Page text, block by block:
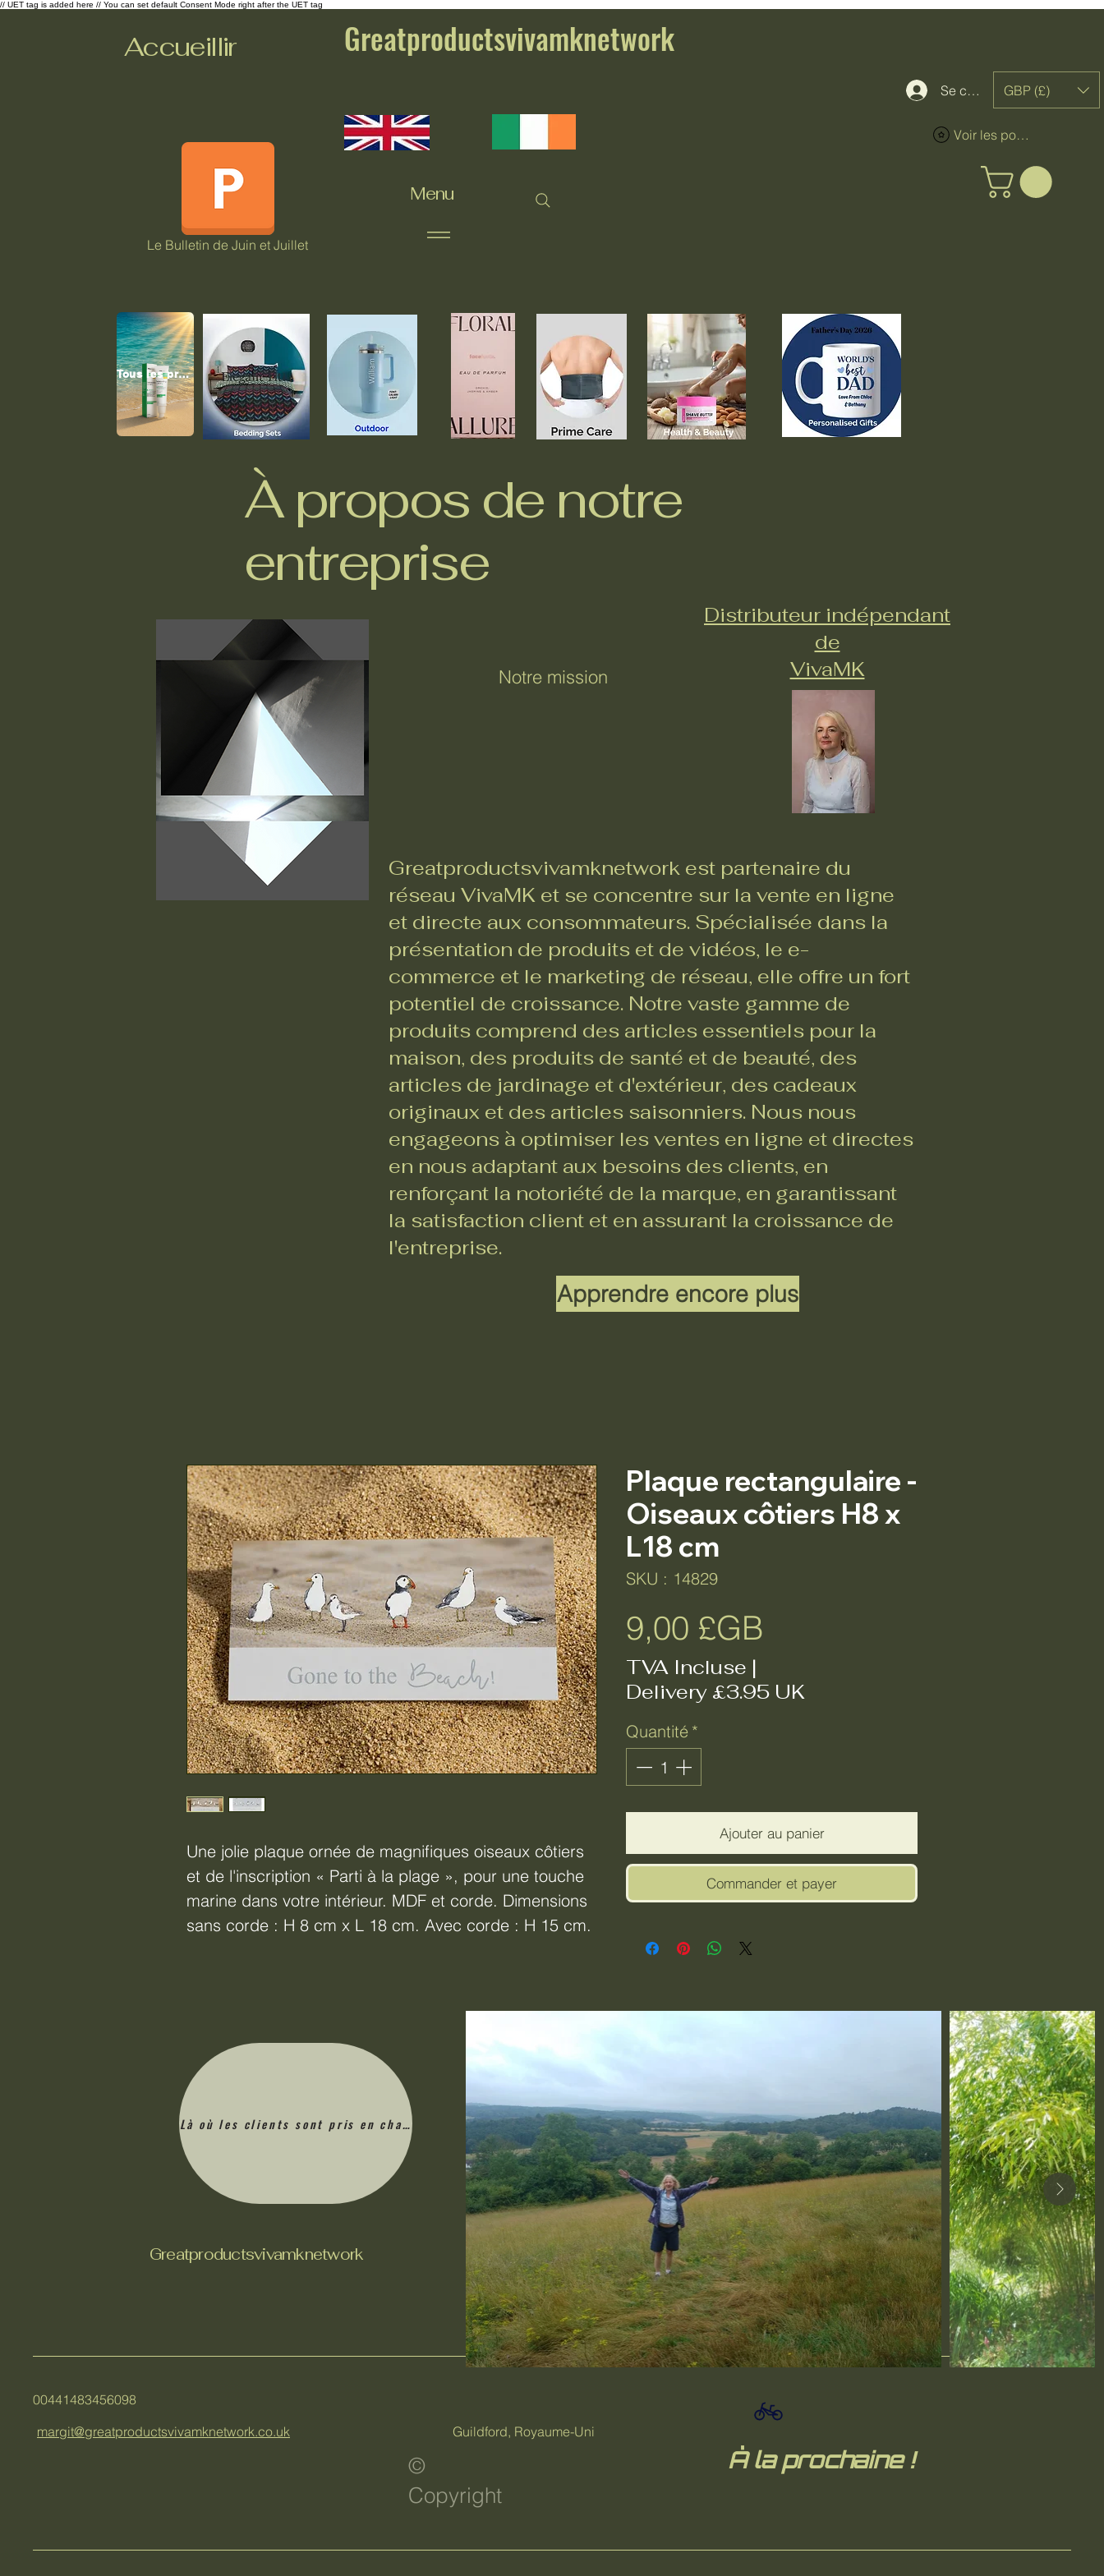
// UET tag is added here // You can set default Consent Mode right after the UET tag
Accueillir
Le Bulletin de Juin et Juillet
Greatproductsvivamknetwork
Menu
Se connecterGBP (£)
Voir les points
Tous les produits
À propos de notre
entreprise
Notre mission
Distributeur indépendant
de
VivaMK
Greatproductsvivamknetwork est partenaire du
réseau VivaMK et se concentre sur la vente en ligne
et directe aux consommateurs. Spécialisée dans la
présentation de produits et de vidéos, le e-
commerce et le marketing de réseau, elle offre un fort
potentiel de croissance. Notre vaste gamme de
produits comprend des articles essentiels pour la
maison, des produits de santé et de beauté, des
articles de jardinage et d'extérieur, des cadeaux
originaux et des articles saisonniers. Nous nous
engageons à optimiser les ventes en ligne et directes
en nous adaptant aux besoins des clients, en
renforçant la notoriété de la marque, en garantissant
la satisfaction client et en assurant la croissance de
l'entreprise.
Apprendre encore plus
Une jolie plaque ornée de magnifiques oiseaux côtiers
et de l'inscription « Parti à la plage », pour une touche
marine dans votre intérieur. MDF et corde. Dimensions
sans corde : H 8 cm x L 18 cm. Avec corde : H 15 cm.
Plaque rectangulaire -
Oiseaux côtiers H8 x
L18 cm
SKU : 14829
9,00 £GB
TVA Incluse |
Delivery £3.95 UK
Quantité *
Ajouter au panier
Commander et payer
Greatproductsvivamknetwork
Là où les clients sont pris en charge
00441483456098
margit@greatproductsvivamknetwork.co.uk
Guildford, Royaume-Uni
©
Copyright
À la prochaine !